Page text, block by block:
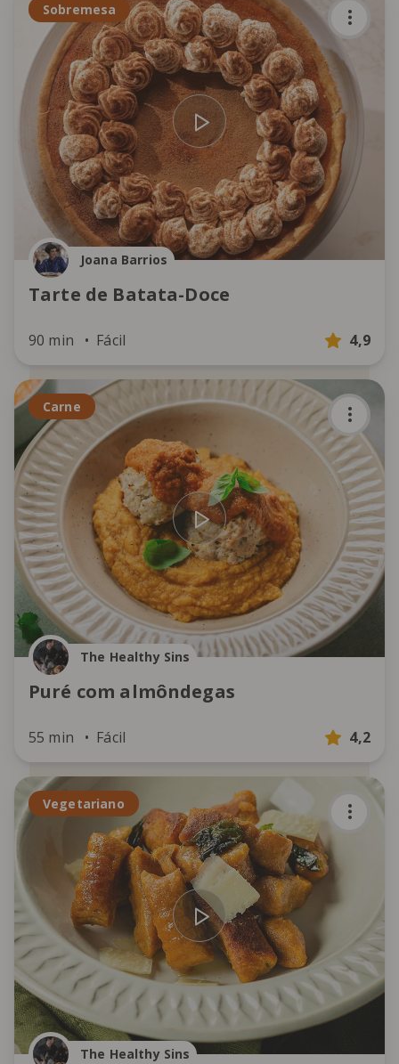
Sobremesa
Joana Barrios
Tarte de Batata-Doce
90 min Fácil 4,9
Carne
The Healthy Sins
Puré com almôndegas
55 min Fácil 4,2
Vegetariano
The Healthy Sins